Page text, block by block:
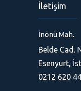
İletişim
İnönü Mah.
Belde Cad.
Esenyurt,
0212 620